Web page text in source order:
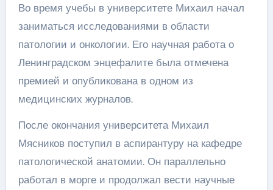
Во время учебы в университете Михаил начал
заниматься исследованиями в области
патологии и онкологии. Его научная работа о
Ленинградском энцефалите была отмечена
премией и опубликована в одном из
медицинских журналов.
После окончания университета Михаил
Мясников поступил в аспирантуру на кафедре
патологической анатомии. Он параллельно
работал в морге и продолжал вести научные